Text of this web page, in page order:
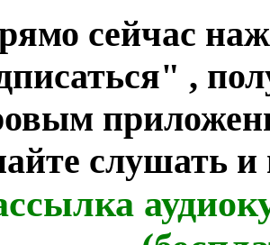
сейчас
,
слушать